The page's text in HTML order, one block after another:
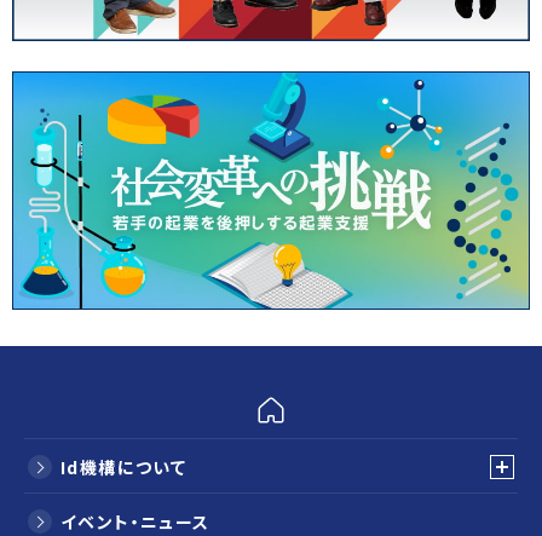
Id機構について
イベント・ニュース